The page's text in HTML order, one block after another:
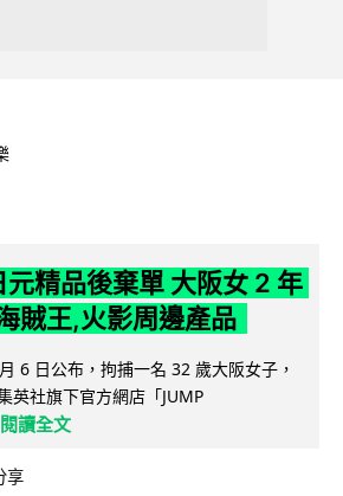
精品後棄單 大阪女 2 年
賊王,火影周邊產品
6 日公布，拘捕一名 32 歲大阪女子，
英社旗下官方網店「JUMP
閱讀全文
享